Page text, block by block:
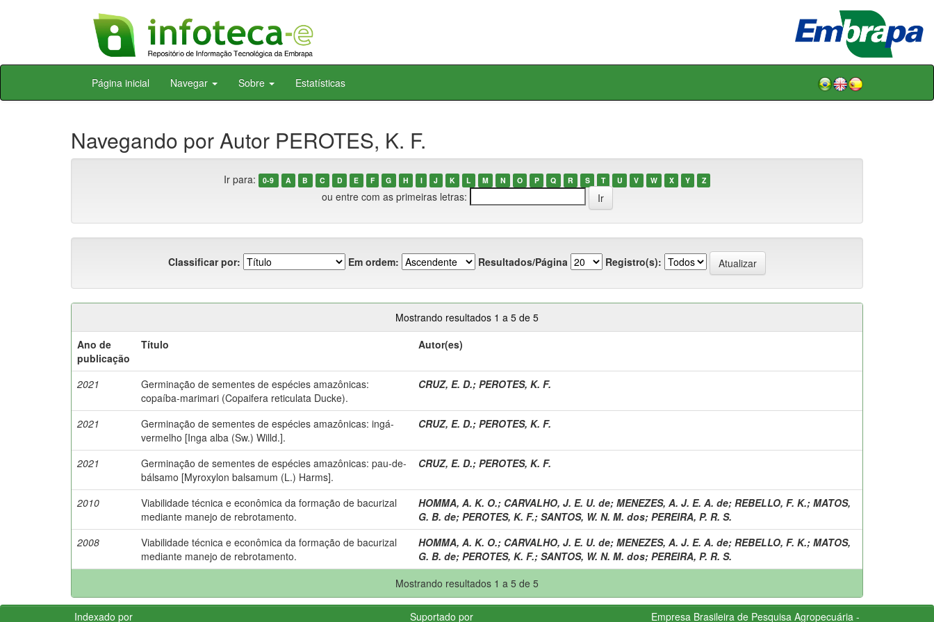
Skip
Página inicial Navegar Sobre Estatísticas
Navegando por Autor PEROTES, K. F.
Ir para: 0-9 A B C D E F G H I J K L M N O P Q R S T U V W X Y Z
ou entre com as primeiras letras:
Classificar por: Em ordem: Resultados/Página Registro(s):
Mostrando resultados 1 a 5 de 5
Ano de
publicação
Título Autor(es)
2021
Germinação de sementes de espécies amazônicas:
copaíba-marimari (Copaifera reticulata Ducke).
CRUZ, E. D.; PEROTES, K. F.
2021
Germinação de sementes de espécies amazônicas: ingá-
vermelho [Inga alba (Sw.) Willd.].
CRUZ, E. D.; PEROTES, K. F.
2021
Germinação de sementes de espécies amazônicas: pau-de-
bálsamo [Myroxylon balsamum (L.) Harms].
CRUZ, E. D.; PEROTES, K. F.
2010
Viabilidade técnica e econômica da formação de bacurizal
mediante manejo de rebrotamento.
HOMMA, A. K. O.; CARVALHO, J. E. U. de; MENEZES, A. J. E. A. de; REBELLO, F. K.; MATOS,
G. B. de; PEROTES, K. F.; SANTOS, W. N. M. dos; PEREIRA, P. R. S.
2008
Viabilidade técnica e econômica da formação de bacurizal
mediante manejo de rebrotamento.
HOMMA, A. K. O.; CARVALHO, J. E. U. de; MENEZES, A. J. E. A. de; REBELLO, F. K.; MATOS,
G. B. de; PEROTES, K. F.; SANTOS, W. N. M. dos; PEREIRA, P. R. S.
Mostrando resultados 1 a 5 de 5
Indexado por Suportado por Empresa Brasileira de Pesquisa Agropecuária -